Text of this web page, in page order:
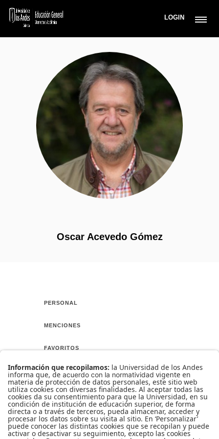
LOGIN
Oscar Acevedo Gómez
PERSONAL
MENCIONES
FAVORITOS
AMIGOS
CURSO